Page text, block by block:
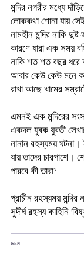
মন্দির নগরীর মধ্যে
লোককথা শোনা যায়
নামহীন মন্দির নাকি
কারণে যারা এক সময়
নাকি শত শত বছর ধরে
আবার কেউ কেউ মনে
রাখা আছে খামের
এমনই এক মন্দিরের
একদল যুবক যুবতী
নানান রহস্যময়
যায় তাদের চারপাশে।
পারবে কী তারা?
প্রাচীন রহস্যময়
সুদীর্ঘ রহস্য কাহিনি
ISBN